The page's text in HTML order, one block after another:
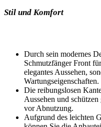
Stil und Komfort
Durch sein modernes
Schmutzfänger Front
elegantes Aussehen,
Wartungseigenschaften.
Die reibungslosen
Aussehen und
vor Abnutzung.
Aufgrund des leichten